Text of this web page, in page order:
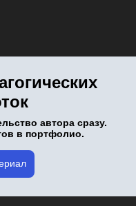
автора сразу.
в портфолио.